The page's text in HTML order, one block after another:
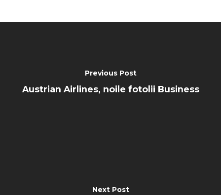
Previous Post
Austrian Airlines, noile fotolii Business
Next Post